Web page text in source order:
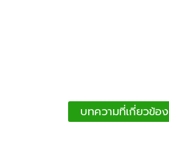
บทความที่เกี่ยวข้อง